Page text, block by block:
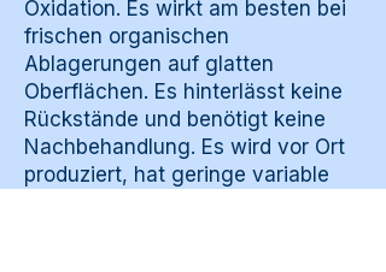
Oxidation. Es wirkt am besten bei
frischen organischen
Ablagerungen auf glatten
Oberflächen. Es hinterlässt keine
Rückstände und benötigt keine
Nachbehandlung. Es wird vor Ort
produziert, hat geringe variable